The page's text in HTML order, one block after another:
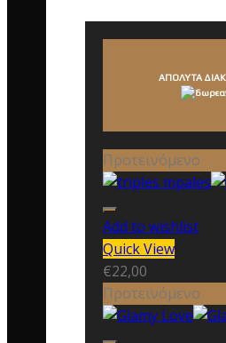
ΑΠΟΛΥΤΑ
Προτεινόμενο
Add to wishlist
Quick View
€22,00
Προτεινόμενο